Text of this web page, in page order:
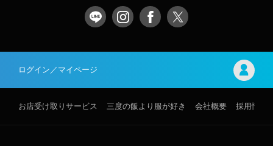
ログイン／マイページ
お店受け取りサービス 三度の飯より服が好き 会社概要 採用情報